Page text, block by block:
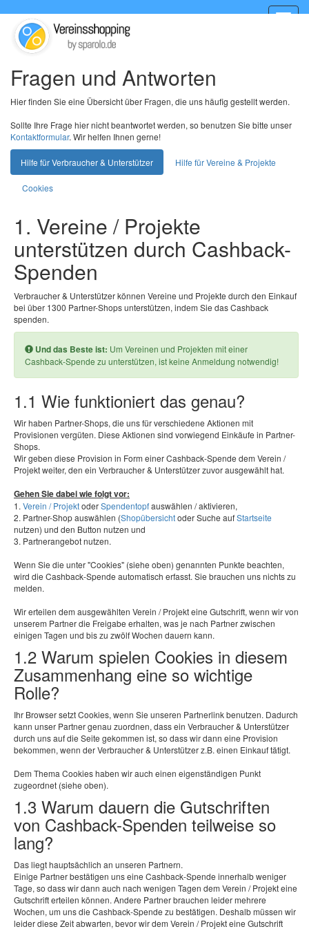
Toggle
Fragen und Antworten
Hier finden Sie eine Übersicht über Fragen, die uns häufig gestellt werden.
Sollte Ihre Frage hier nicht beantwortet werden, so benutzen Sie bitte unser
Kontaktformular. Wir helfen Ihnen gerne!
Hilfe für Verbraucher & Unterstützer Hilfe für Vereine & Projekte
Cookies
1. Vereine / Projekte
unterstützen durch Cashback-
Spenden
Verbraucher & Unterstützer können Vereine und Projekte durch den Einkauf
bei über 1300 Partner-Shops unterstützen, indem Sie das Cashback
spenden.
Und das Beste ist: Um Vereinen und Projekten mit einer
Cashback-Spende zu unterstützen, ist keine Anmeldung notwendig!
1.1 Wie funktioniert das genau?
Wir haben Partner-Shops, die uns für verschiedene Aktionen mit
Provisionen vergüten. Diese Aktionen sind vorwiegend Einkäufe in Partner-
Shops.
Wir geben diese Provision in Form einer Cashback-Spende dem Verein /
Projekt weiter, den ein Verbraucher & Unterstützer zuvor ausgewählt hat.
Gehen Sie dabei wie folgt vor:
1. Verein / ProjektoderSpendentopfauswählen / aktivieren,
2. Partner-Shop auswählen (Shopübersichtoder Suche aufStartseite
nutzen) und den Button nutzen und
3. Partnerangebot nutzen.
Wenn Sie die unter "Cookies" (siehe oben) genannten Punkte beachten,
wird die Cashback-Spende automatisch erfasst. Sie brauchen uns nichts zu
melden.
Wir erteilen dem ausgewählten Verein / Projekt eine Gutschrift, wenn wir von
unserem Partner die Freigabe erhalten, was je nach Partner zwischen
einigen Tagen und bis zu zwölf Wochen dauern kann.
1.2 Warum spielen Cookies in diesem
Zusammenhang eine so wichtige
Rolle?
Ihr Browser setzt Cookies, wenn Sie unseren Partnerlink benutzen. Dadurch
kann unser Partner genau zuordnen, dass ein Verbraucher & Unterstützer
durch uns auf die Seite gekommen ist, so dass wir dann eine Provision
bekommen, wenn der Verbraucher & Unterstützer z.B. einen Einkauf tätigt.
Dem Thema Cookies haben wir auch einen eigenständigen Punkt
zugeordnet (siehe oben).
1.3 Warum dauern die Gutschriften
von Cashback-Spenden teilweise so
lang?
Das liegt hauptsächlich an unseren Partnern.
Einige Partner bestätigen uns eine Cashback-Spende innerhalb weniger
Tage, so dass wir dann auch nach wenigen Tagen dem Verein / Projekt eine
Gutschrift erteilen können. Andere Partner brauchen leider mehrere
Wochen, um uns die Cashback-Spende zu bestätigen. Deshalb müssen wir
leider diese Zeit abwarten, bevor wir dem Verein / Projekt eine Gutschrift